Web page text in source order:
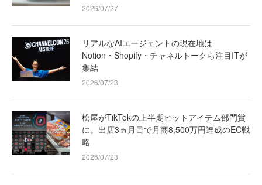
2026/07/27
リアルなAIエージェントの現在地は
Notion・Shopify・チャネルトークら注目ITが
集結
2026/07/23
松屋がTikTokの上半期ヒットアイテム部門賞
に。出店3ヵ月目で月商8,500万円達成のEC戦
略
2026/07/23